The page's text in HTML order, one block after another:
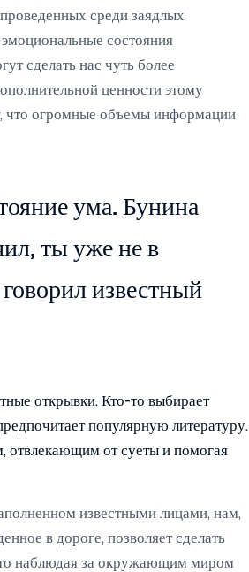
среди заядлых
состояния
сделать нас чуть более
ценности этому
что огромные объемы информации
ума. Бунина
ты уже не в
известный
открывки. Кто-то выбирает
популярную литературу.
отвлекающим от суеты и помогая
известными лицами, нам,
в дороге, позволяет сделать
наблюдая за окружающим миром